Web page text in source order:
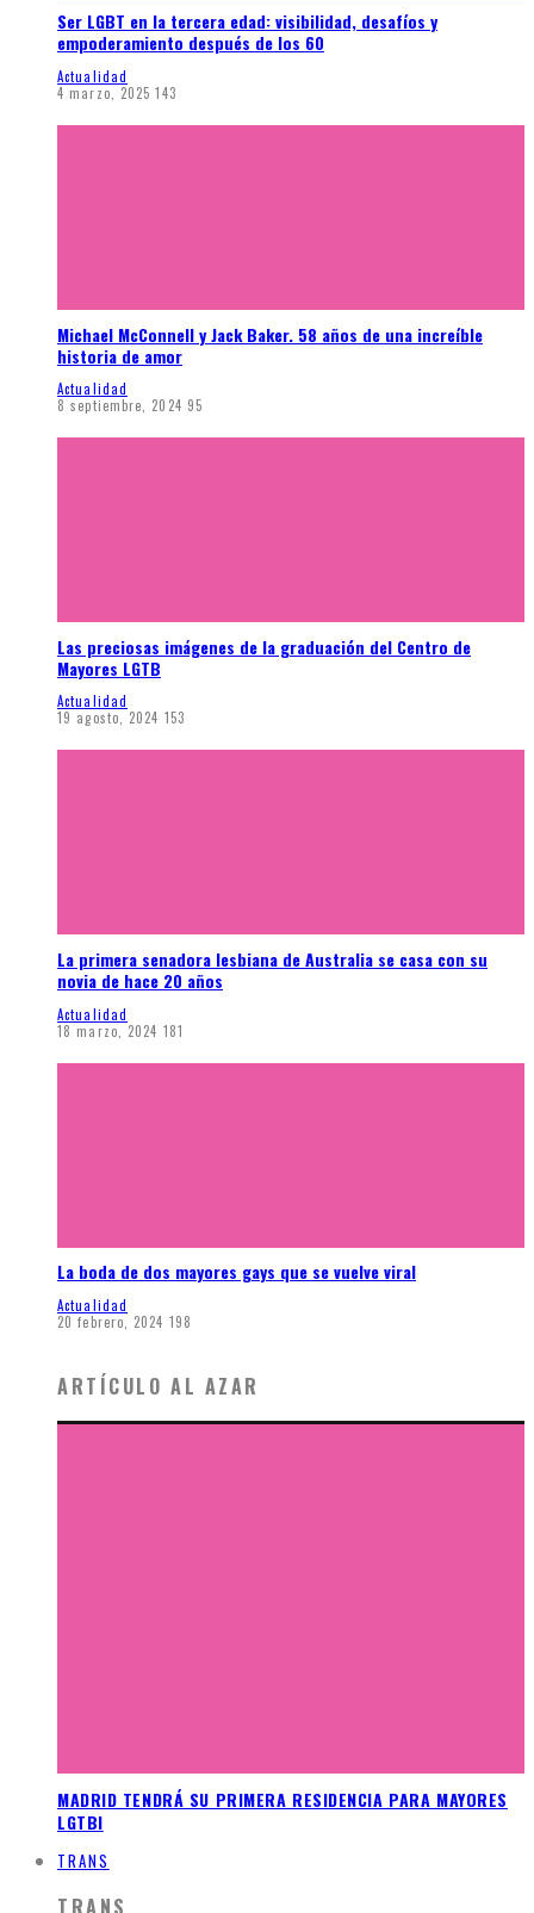
Ser LGBT en la tercera edad: visibilidad, desafíos y
empoderamiento después de los 60
Actualidad
4 marzo, 2025 143
Michael McConnell y Jack Baker. 58 años de una increíble
historia de amor
Actualidad
8 septiembre, 2024 95
Las preciosas imágenes de la graduación del Centro de
Mayores LGTB
Actualidad
19 agosto, 2024 153
La primera senadora lesbiana de Australia se casa con su
novia de hace 20 años
Actualidad
18 marzo, 2024 181
La boda de dos mayores gays que se vuelve viral
Actualidad
20 febrero, 2024 198
ARTÍCULO AL AZAR
MADRID TENDRÁ SU PRIMERA RESIDENCIA PARA MAYORES
LGTBI
TRANS
TRANS